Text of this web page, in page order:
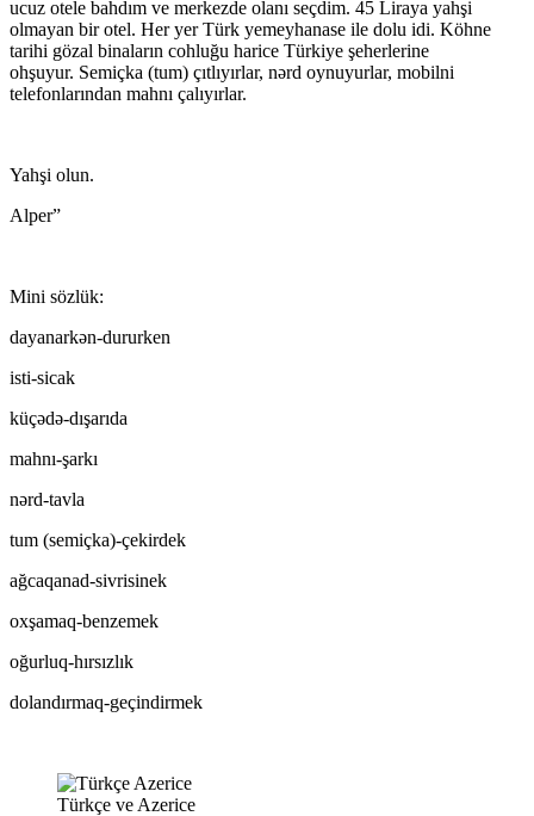
ucuz otele bahdım ve merkezde olanı seçdim. 45 Liraya yahşi
olmayan bir otel. Her yer Türk yemeyhanase ile dolu idi. Köhne
tarihi gözal binaların cohluğu harice Türkiye şeherlerine
ohşuyur. Semiçka (tum) çıtlıyırlar, nərd oynuyurlar, mobilni
telefonlarından mahnı çalıyırlar.
Yahşi olun.
Alper”
Mini sözlük:
dayanarkən-dururken
isti-sicak
küçədə-dışarıda
mahnı-şarkı
nərd-tavla
tum (semiçka)-çekirdek
ağcaqanad-sivrisinek
oxşamaq-benzemek
oğurluq-hırsızlık
dolandırmaq-geçindirmek
Türkçe ve Azerice